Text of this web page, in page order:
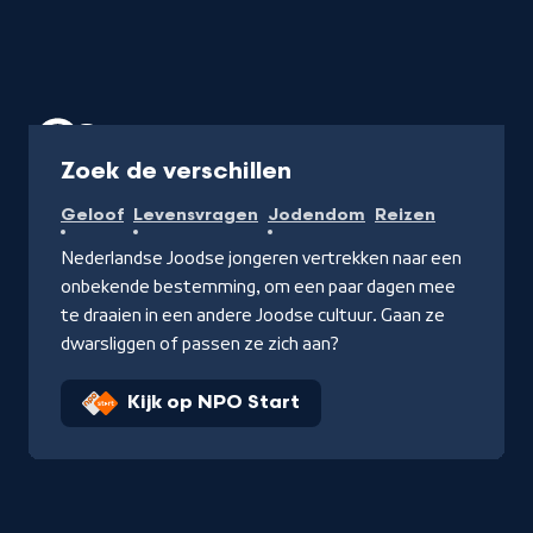
Zoek de verschillen
Geloof Levensvragen Jodendom Reizen
Nederlandse Joodse jongeren vertrekken naar een
onbekende bestemming, om een paar dagen mee
te draaien in een andere Joodse cultuur. Gaan ze
dwarsliggen of passen ze zich aan?
Kijk op NPO Start